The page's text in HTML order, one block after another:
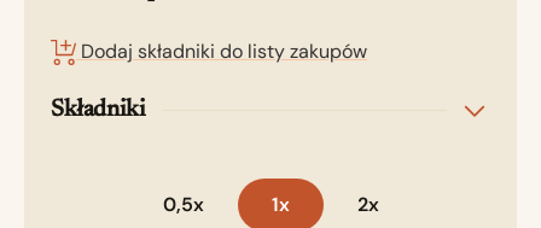
Dodaj składniki do listy zakupów
Składniki
0,5x 1x 2x